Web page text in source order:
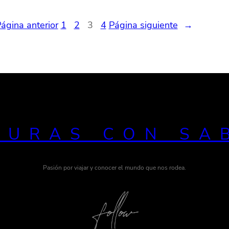
anterior 1 2 3 4 Página siguiente →
CON
Pasión por viajar y conocer el mundo que nos rodea.